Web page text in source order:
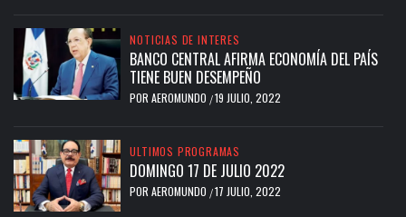
NOTICIAS DE INTERES
BANCO CENTRAL AFIRMA ECONOMÍA DEL PAÍS
TIENE BUEN DESEMPEÑO
POR AEROMUNDO /19 JULIO, 2022
ULTIMOS PROGRAMAS
DOMINGO 17 DE JULIO 2022
POR AEROMUNDO /17 JULIO, 2022